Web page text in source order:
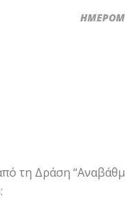
τη Δράση